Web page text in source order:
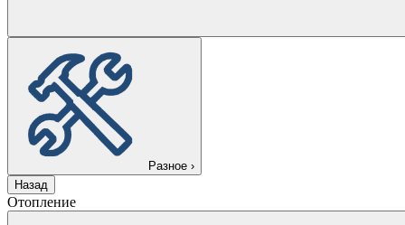
Разное ›
Назад
Отопление